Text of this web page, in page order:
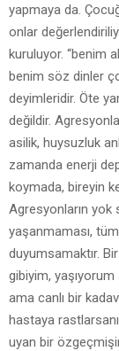
yapmaya da.
onlar
kuruluyor. “benim
benim söz dinler
deyimleridir. Öte
değildir.
asilik, huysuzluk
zamanda enerji
koymada, bireyin
Agresyonların yok
yaşanmaması,
duyumsamaktır.
gibiyim,
ama canlı bir
hastaya
uyan bir